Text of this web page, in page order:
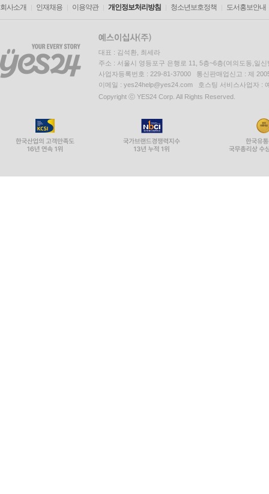
회사소개 인재채용 이용약관 개인정보처리방침 청소년보호정책 도서홍보안내
대표 : 김석환, 최세라
주소 : 서울시 영등포구 은행로 11, 5층~6층(여의도동,일신
사업자등록번호 : 229-81-37000 통신판매업신고 : 제
이메일 : yes24help@yes24.com 호스팅 서비스사업자 :
Copyright ⓒ YES24 Corp. All Rights Reserved.